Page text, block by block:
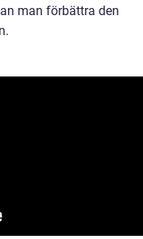
man förbättra den